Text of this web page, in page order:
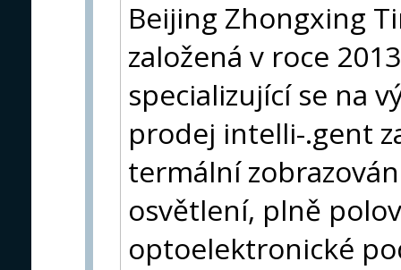
Beijing Zhongxing
založená v roce
specializující se na
prodej intelli-.gent
termální
osvětlení, plně
optoelektronické